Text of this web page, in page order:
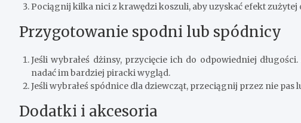
Pociągnij kilka nici z krawędzi koszuli, aby uzyskać efekt zużytej
Przygotowanie spodni lub spódnicy
Jeśli wybrałeś dżinsy, przycięcie ich do odpowiedniej
nadać im bardziej piracki wygląd.
Jeśli wybrałeś spódnice dla dziewcząt, przeciągnij przez nie pas
Dodatki i akcesoria